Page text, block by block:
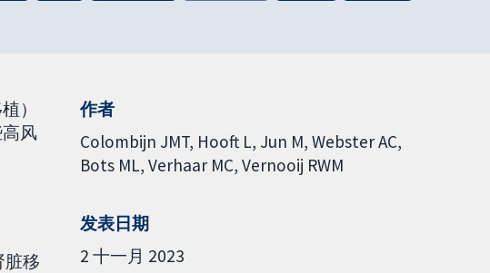
）
风
脏移
作者
Colombijn JMT Hooft L Jun M Webster AC
Bots ML Verhaar MC Vernooij RWM
发表日期
2 十一月 2023